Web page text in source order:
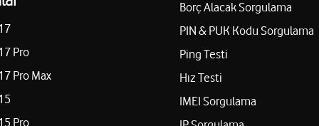
Pro
Pro Max
Pro
Borç Alacak Sorgulama
PIN & PUK Kodu Sorgulama
Ping Testi
Hız Testi
IMEI Sorgulama